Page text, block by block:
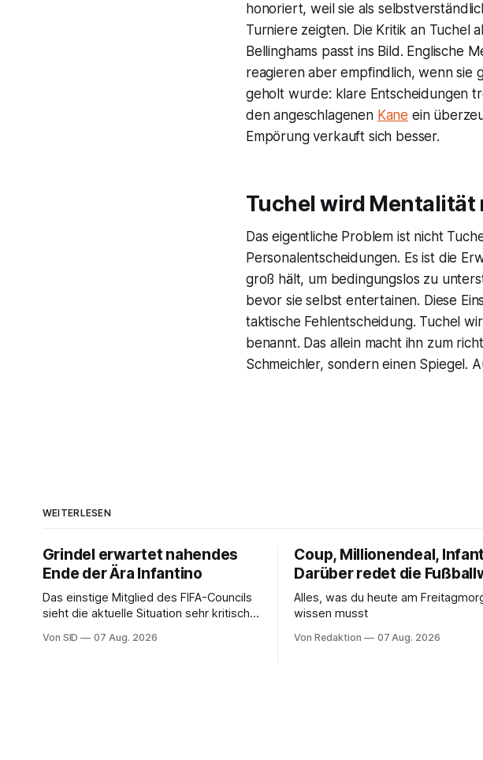
honoriert, weil sie als
Turniere zeigten. Die Kritik an Tuchel
Bellinghams passt ins Bild. Englische
reagieren aber empfindlich, wenn sie
geholt wurde: klare Entscheidungen
den angeschlagenen Kane ein
Empörung verkauft sich besser.
Tuchel wird Mentalität
Das eigentliche Problem ist nicht
Personalentscheidungen. Es ist die
groß hält, um bedingungslos zu
bevor sie selbst entertainen. Diese
taktische Fehlentscheidung. Tuchel
benannt. Das allein macht ihn zum
Schmeichler, sondern einen Spiegel.
WEITERLESEN
Grindel erwartet nahendes
Ende der Ära Infantino
Das einstige Mitglied des FIFA-Councils
sieht die aktuelle Situation sehr kritisch
Von SID 07 Aug. 2026
Coup, Millionendeal,
Darüber redet die
Alles, was du heute am
wissen musst
Von Redaktion 07 Aug. 2026